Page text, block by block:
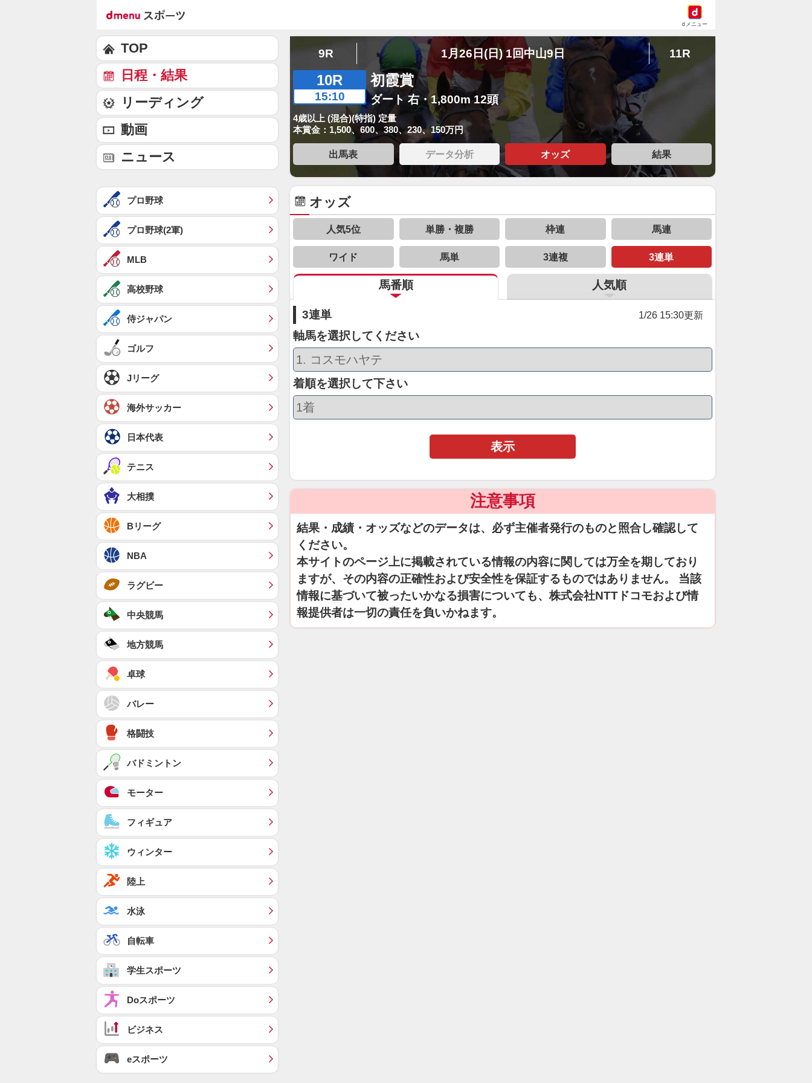
dメニュー
9R 1月26日(日) 1回中山9日 11R
10R
15:10
初霞賞
ダート 右・1,800m 12頭
4歳以上 (混合)(特指) 定量
本賞金：1,500、600、380、230、150万円
出馬表 データ分析 オッズ 結果
オッズ
人気5位 単勝・複勝 枠連 馬連
ワイド 馬単 3連複 3連単
馬番順 人気順
3連単 1/26 15:30更新
軸馬を選択してください
着順を選択して下さい
表示
注意事項
結果・成績・オッズなどのデータは、必ず主催者発行のものと照合し確認して
ください。
本サイトのページ上に掲載されている情報の内容に関しては万全を期しており
ますが、その内容の正確性および安全性を保証するものではありません。 当該
情報に基づいて被ったいかなる損害についても、株式会社NTTドコモおよび情
報提供者は一切の責任を負いかねます。
TOP
日程・結果
リーディング
動画
ニュース
プロ野球
プロ野球(2軍)
MLB
高校野球
侍ジャパン
ゴルフ
Jリーグ
海外サッカー
日本代表
テニス
大相撲
Bリーグ
NBA
ラグビー
中央競馬
地方競馬
卓球
バレー
格闘技
バドミントン
モーター
フィギュア
ウィンター
陸上
水泳
自転車
学生スポーツ
Doスポーツ
ビジネス
eスポーツ